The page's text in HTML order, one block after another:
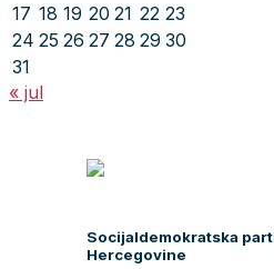
17 18 19 20 21 22 23
24 25 26 27 28 29 30
31
« jul
Socijaldemokratska
Hercegovine